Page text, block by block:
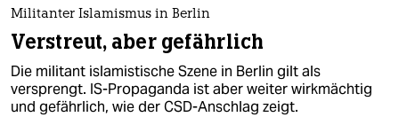
Militanter Islamismus in Berlin
Verstreut, aber gefährlich
Die militant islamistische Szene in Berlin gilt als
versprengt. IS-Propaganda ist aber weiter wirkmächtig
und gefährlich, wie der CSD-Anschlag zeigt.